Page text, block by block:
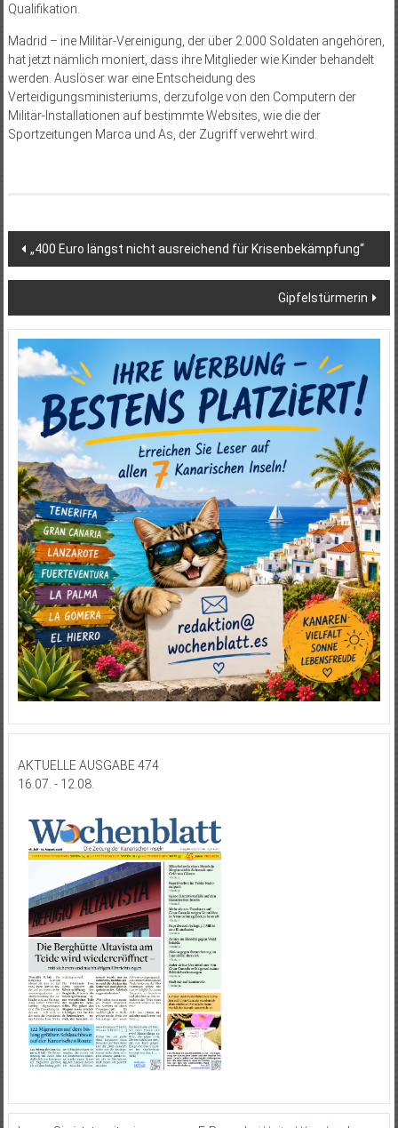
Qualifikation.
Madrid – ine Militär-Vereinigung, der über 2.000 Soldaten ange­hören,
hat jetzt nämlich moniert, dass ihre Mitglieder wie Kinder behandelt
werden. Auslöser war eine Entscheidung des
Verteidigungsministeriums, derzufolge von den Computern der
Militär-Installationen auf bestimmte Websites, wie die der
Sportzeitungen Marca und As, der Zugriff verwehrt wird.
Beitragsnavigation
„400 Euro längst nicht ausreichend für Krisenbekämpfung“
Gipfelstürmerin
AKTUELLE AUSGABE 474
16.07. - 12.08.